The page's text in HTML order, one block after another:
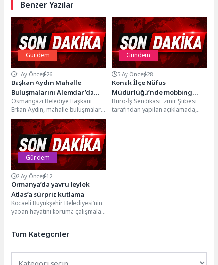
Benzer Yazılar
Gündem
1 Ay Önce 26
Başkan Aydın Mahalle
Buluşmalarını Alemdar’da
Sürdürdü
Osmangazi Belediye Başkanı
Erkan Aydın, mahalle buluşmaları
kapsamında Alemdar
Mahallesi’nde düzenlenen kahvaltı
programında vatandaşlarla bir...
Gündem
5 Ay Önce 28
Konak İlçe Nüfus
Müdürlüğü’nde mobbing
iddiası
Büro-İş Sendikası İzmir Şubesi
tarafından yapılan açıklamada,
Gündem
2 Ay Önce 12
Ormanya’da yavru leylek
Atlas’a sürpriz kutlama
Kocaeli Büyükşehir Belediyesi’nin
yaban hayatını koruma çalışmaları
“Düşkün Leylekler Evi”,...
Tüm Kategoriler